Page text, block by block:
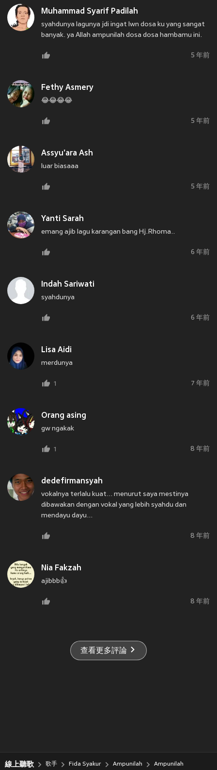
Muhammad Syarif Padilah
syahdunya lagunya jdi ingat lwn dosa ku yang sangat
banyak. ya Allah ampunilah dosa dosa hambamu ini.
5 年前
Fethy Asmery
😂😂😂😂
5 年前
Assyu'ara Ash
luar biasaaa
5 年前
Yanti Sarah
emang ajib lagu karangan bang Hj.Rhoma..
6 年前
Indah Sariwati
syahdunya
6 年前
Lisa Aidi
merdunya
1 7 年前
Orang asing
gw ngakak
1 8 年前
dedefirmansyah
vokalnya terlalu kuat... menurut saya mestinya
dibawakan dengan vokal yang lebih syahdu dan
mendayu dayu...
8 年前
Nia Fakzah
ajibbb👍
8 年前
查看更多評論
線上聽歌 歌手 Fida Syakur Ampunilah Ampunilah